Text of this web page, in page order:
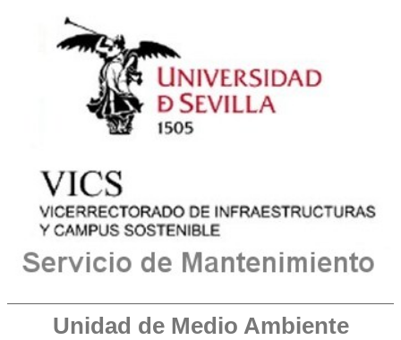
Unidad de Medio Ambiente